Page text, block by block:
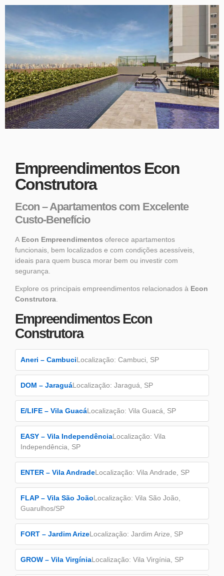
Empreendimentos Econ
Construtora
Econ – Apartamentos com Excelente
Custo-Benefício
A Econ Empreendimentos oferece apartamentos
funcionais, bem localizados e com condições acessíveis,
ideais para quem busca morar bem ou investir com
segurança.
Explore os principais empreendimentos relacionados à Econ
Construtora.
Empreendimentos Econ
Construtora
Aneri – CambuciLocalização: Cambuci, SP
DOM – JaraguáLocalização: Jaraguá, SP
E/LIFE – Vila GuacáLocalização: Vila Guacá, SP
EASY – Vila IndependênciaLocalização: Vila
Independência, SP
ENTER – Vila AndradeLocalização: Vila Andrade, SP
FLAP – Vila São JoãoLocalização: Vila São João,
Guarulhos/SP
FORT – Jardim ArizeLocalização: Jardim Arize, SP
GROW – Vila VirgíniaLocalização: Vila Virgínia, SP